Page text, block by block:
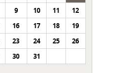
9 10 11
12
16 17 18
19
23 24 25
26
30 31